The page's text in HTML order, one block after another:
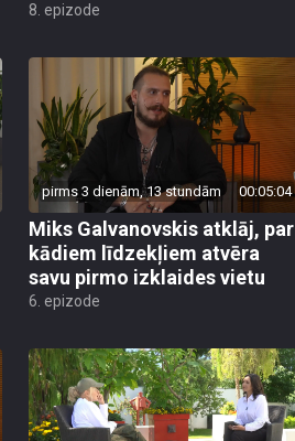
8. epizode
pirms 3 dienām, 13 stundām 00:05:04
Miks Galvanovskis atklāj, par
kādiem līdzekļiem atvēra
savu pirmo izklaides vietu
6. epizode